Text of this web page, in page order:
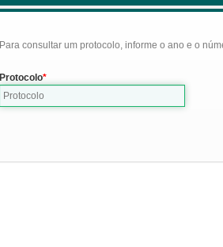
Para consultar um protocolo, informe o ano e o
Protocolo